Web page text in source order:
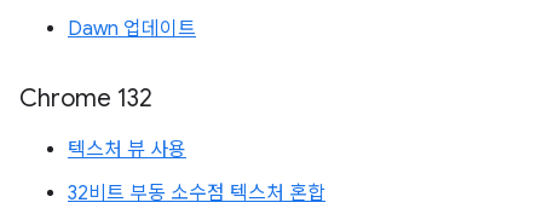
Dawn 업데이트
Chrome 132
텍스처 뷰 사용
32비트 부동 소수점 텍스처 혼합